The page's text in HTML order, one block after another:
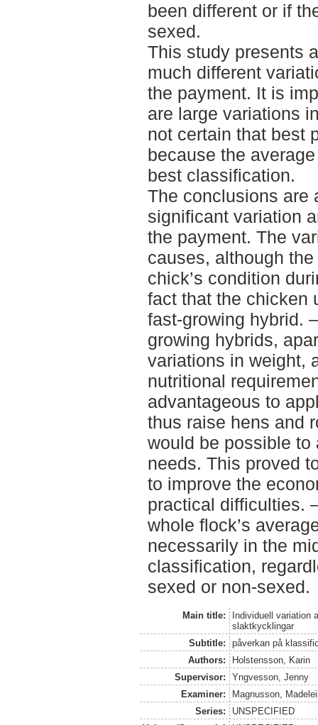
been different or if
sexed.
This study presents
much different
the payment. It is
are large variations
not certain that best
because the
best classification.
The conclusions are
significant variation
the payment. The
causes, although
chick’s condition
fact that the chicken
fast-growing hybrid.
growing hybrids,
variations in weight,
nutritional
advantageous to
thus raise hens and
would be possible
needs. This proved
to improve the
practical difficulties.
whole flock’s
necessarily in the
classification,
sexed or non-sexed.
Main title:
Individuell variation
slaktkycklingar
Subtitle:
påverkan på
Authors:
Holstensson, Karin
Supervisor:
Yngvesson, Jenny
Examiner:
Magnusson,
Series:
UNSPECIFIED